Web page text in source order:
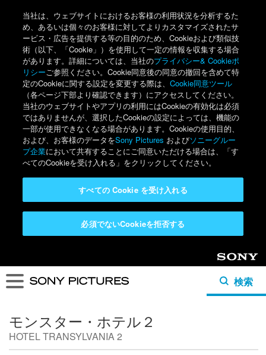
当社は、ウェブサイトにおけるお客様の利用状況を分析するた
め、あるいは個々のお客様に対してよりカスタマイズされたサ
ービス・広告を提供する等の目的のため、Cookieおよび類似技
術（以下、「Cookie」）を使用して一定の情報を収集する場合
があります。詳細については、当社のプライバシー& Cookieポ
リシーご参照ください。Cookie同意後の同意の撤回を含めて特
定のCookieに関する設定を変更する際は、Cookie同意ツール
（各ページ下部より確認できます）にアクセスしてください。
当社のウェブサイトやアプリの利用にはCookieの有効化は必須
ではありませんが、選択したCookieの設定によっては、機能の
一部が使用できなくなる場合があります。Cookieの使用目的、
および、お客様のデータをSony Pictures およびソニーグルー
プ企業において共有することにご同意いただける場合は、「す
べてのCookieを受け入れる」をクリックしてください。
必須でないCookieを拒否する
すべての Cookie を受け入れる
Sony
検索
モンスター・ホテル２
HOTEL TRANSYLVANIA 2